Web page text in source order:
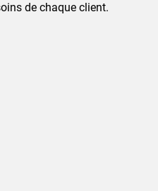
de chaque client.